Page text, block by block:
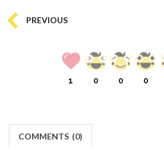
PREVIOUS
1 0 0 0
COMMENTS (0)